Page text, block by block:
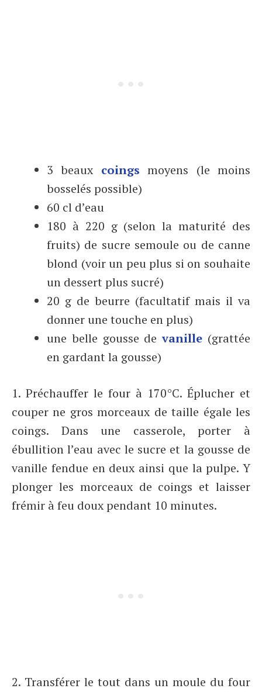
3 beaux coings moyens (le moins
bosselés possible)
60 cl d’eau
180 à 220 g (selon la maturité des
fruits) de sucre semoule ou de canne
blond (voir un peu plus si on souhaite
un dessert plus sucré)
20 g de beurre (facultatif mais il va
donner une touche en plus)
une belle gousse devanille (grattée
en gardant la gousse)
1. Préchauffer le four à 170°C. Éplucher et
couper ne gros morceaux de taille égale les
coings. Dans une casserole, porter à
ébullition l’eau avec le sucre et la gousse de
vanille fendue en deux ainsi que la pulpe. Y
plonger les morceaux de coings et laisser
frémir à feu doux pendant 10 minutes.
2. Transférer le tout dans un moule du four